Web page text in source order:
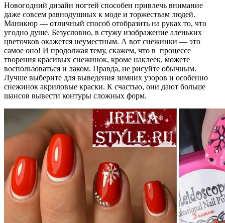
Новогодний дизайн ногтей способен привлечь внимание
даже совсем равнодушных к моде и торжествам людей.
Маникюр — отличный способ отобразить на руках то, что
угодно душе. Безусловно, в стужу изображение аленьких
цветочков окажется неуместным. А вот снежинки — это
самое оно! И продолжая тему, скажем, что в процессе
творения красивых снежинок, кроме наклеек, можете
воспользоваться и лаком. Правда, не рисуйте обычным.
Лучше выберите для выведения зимних узоров и особенно
снежинок акриловые краски. К счастью, они дают больше
шансов вывести контуры сложных форм.